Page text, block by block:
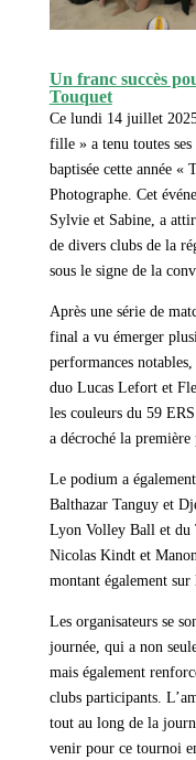
Un franc succès
Touquet
Ce lundi 14 juillet
fille » a tenu toutes ses
baptisée cette année «
Photographe. Cet
Sylvie et Sabine, a
de divers clubs de la
sous le signe de la
Après une série de
final a vu émerger
performances
duo Lucas Lefort et
les couleurs du 59
a décroché la première
Le podium a
Balthazar Tanguy et
Lyon Volley Ball et du
Nicolas Kindt et
montant également
Les organisateurs se
journée, qui a non
mais également
clubs participants.
tout au long de la
venir pour ce tournoi